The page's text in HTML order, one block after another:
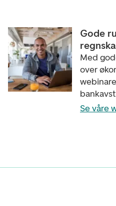
Gode
Med
over
Se våre